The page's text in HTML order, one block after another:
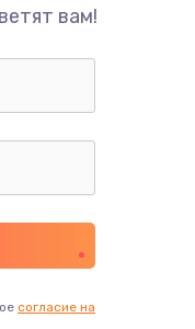
вам!
согласие на